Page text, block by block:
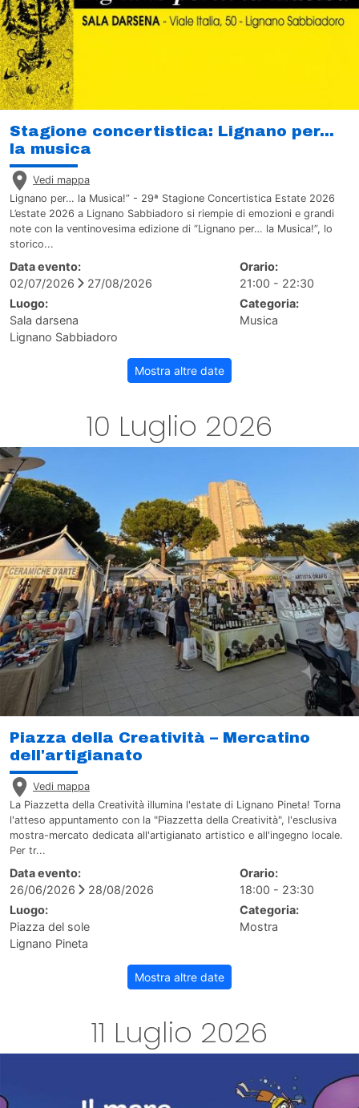
Stagione concertistica: Lignano per...
la musica
Vedi mappa
Lignano per… la Musica!” - 29ª Stagione Concertistica Estate 2026
L’estate 2026 a Lignano Sabbiadoro si riempie di emozioni e grandi
note con la ventinovesima edizione di “Lignano per… la Musica!”, lo
storico...
Data evento:
02/07/2026
27/08/2026
Orario:
21:00 - 22:30
Luogo:
Sala darsena
Lignano Sabbiadoro
Categoria:
Musica
Mostra altre date
10 Luglio 2026
Piazza della Creatività – Mercatino
dell'artigianato
Vedi mappa
La Piazzetta della Creatività illumina l'estate di Lignano Pineta! Torna
l'atteso appuntamento con la "Piazzetta della Creatività", l'esclusiva
mostra-mercato dedicata all'artigianato artistico e all'ingegno locale.
Per tr...
Data evento:
26/06/2026
28/08/2026
Orario:
18:00 - 23:30
Luogo:
Piazza del sole
Lignano Pineta
Categoria:
Mostra
Mostra altre date
11 Luglio 2026